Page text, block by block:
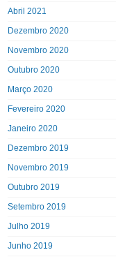
Abril 2021
Dezembro 2020
Novembro 2020
Outubro 2020
Março 2020
Fevereiro 2020
Janeiro 2020
Dezembro 2019
Novembro 2019
Outubro 2019
Setembro 2019
Julho 2019
Junho 2019